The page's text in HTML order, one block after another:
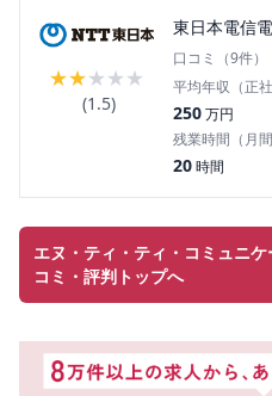
★★★★★
(1.5)
東日本電信
口コミ（9件）
平均年収（正社
250万円
残業時間（月間
20時間
エヌ・ティ・ティ・コミュニ
コミ・評判トップへ